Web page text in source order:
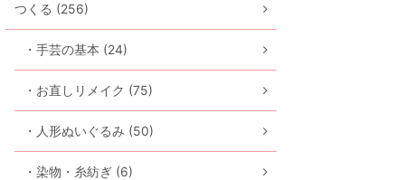
つくる (256)
・手芸の基本 (24)
・お直しリメイク (75)
・人形ぬいぐるみ (50)
・染物・糸紡ぎ (6)